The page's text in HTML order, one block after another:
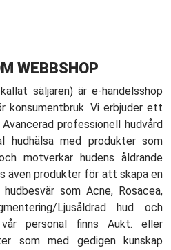
WEBBSHOP
säljaren) är e-handelsshop
konsumentbruk. Vi erbjuder ett
professionell hudvård
hudhälsa med produkter som
motverkar hudens åldrande
även produkter för att skapa en
som Acne, Rosacea,
Ljusåldrad hud och
personal finns Aukt. eller
som med gedigen kunskap